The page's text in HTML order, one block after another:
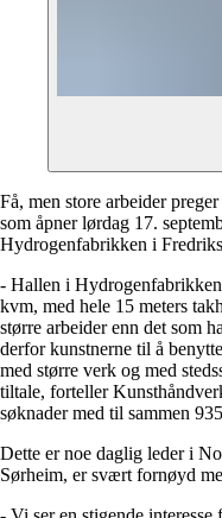
Få, men store arbeider
som åpner lørdag 17.
Hydrogenfabrikken i
- Hallen i
kvm, med hele 15 meters
større arbeider enn det som
derfor kunstnerne til å
med større verk og med
tiltale, forteller
søknader med til sammen
Dette er noe daglig leder i
Sørheim, er svært fornøyd